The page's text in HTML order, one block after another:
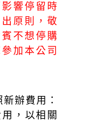
響停留時
原則，敬
不想停購
加本公司
辦費用：
，以相關